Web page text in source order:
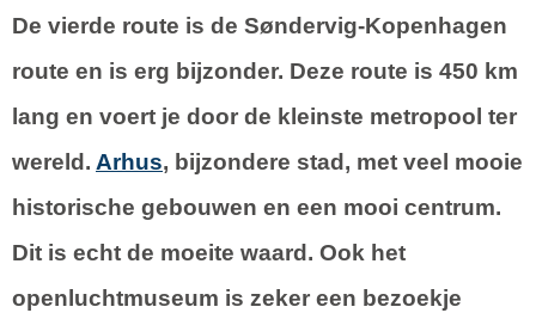
De vierde route is de Søndervig-Kopenhagen
route en is erg bijzonder. Deze route is 450 km
lang en voert je door de kleinste metropool ter
wereld. Arhus, bijzondere stad, met veel mooie
historische gebouwen en een mooi centrum.
Dit is echt de moeite waard. Ook het
openluchtmuseum is zeker een bezoekje